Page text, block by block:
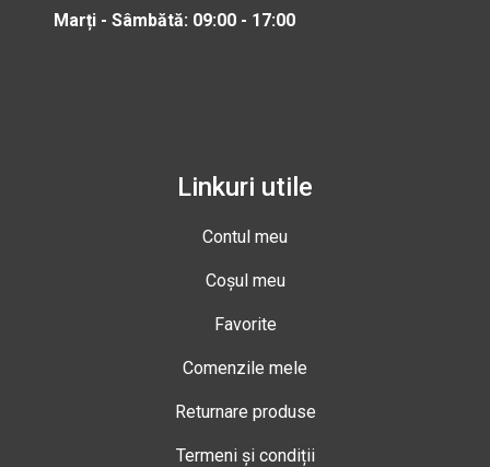
Marți - Sâmbătă: 09:00 - 17:00
Linkuri utile
Contul meu
Coșul meu
Favorite
Comenzile mele
Returnare produse
Termeni și condiții